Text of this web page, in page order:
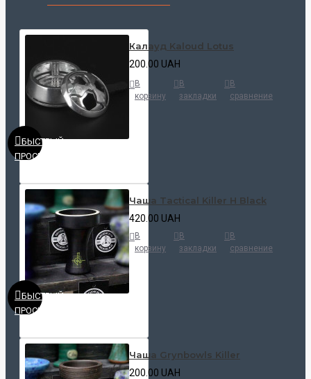
БЫСТРЫЙ
ПРОСМОТР
Калауд Kaloud Lotus
200.00 UAH
В
корзину
В
закладки
В
сравнение
БЫСТРЫЙ
ПРОСМОТР
Чаша Tactical Killer H Black
420.00 UAH
В
корзину
В
закладки
В
сравнение
Чаша Grynbowls Killer
200.00 UAH